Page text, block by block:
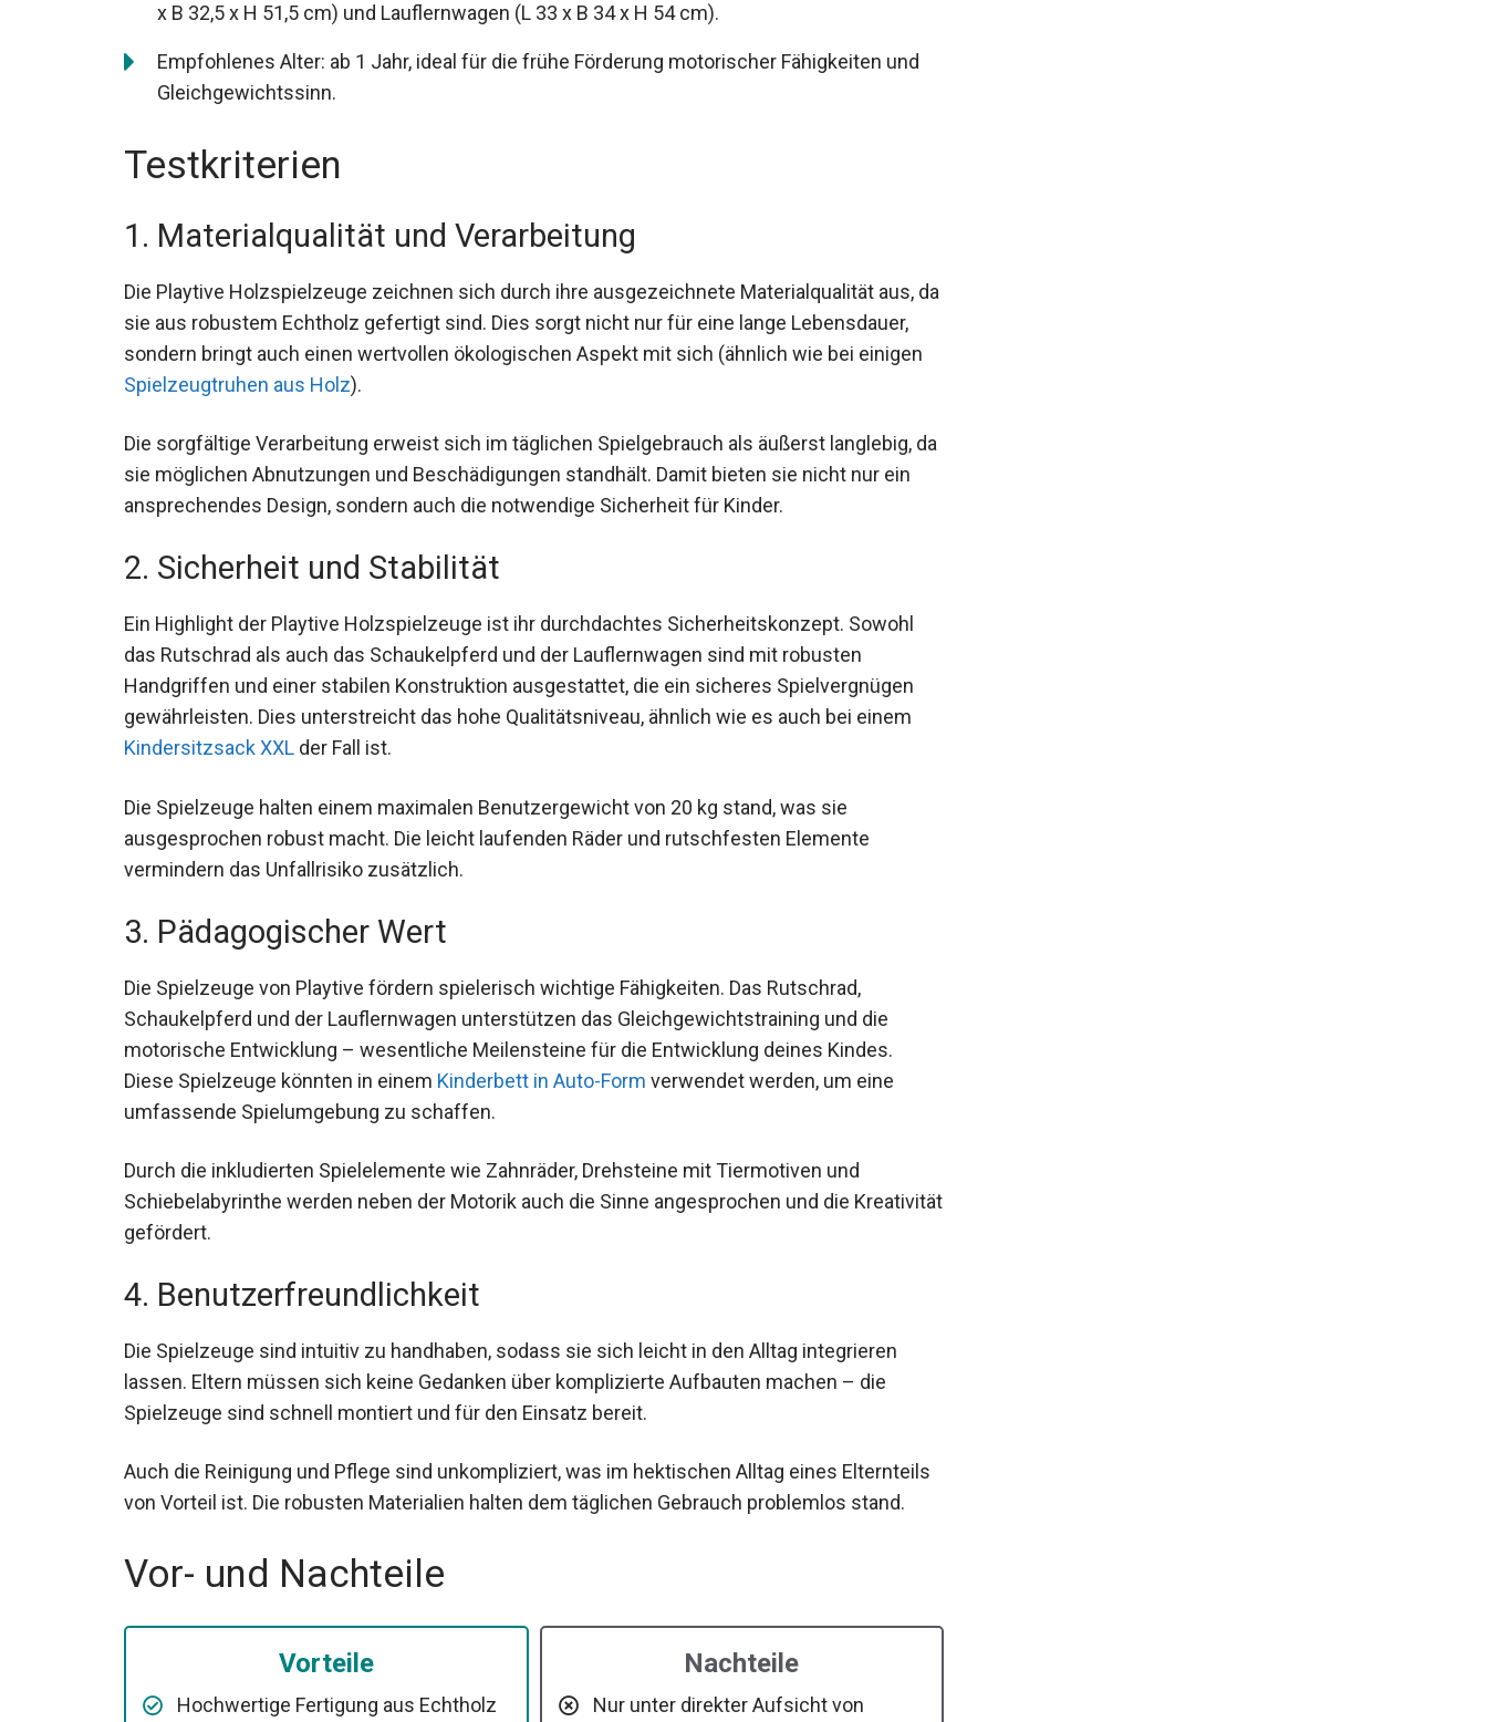
x B 32,5 x H 51,5 cm) und Lauflernwagen (L 33 x B 34 x H 54 cm).
Empfohlenes Alter: ab 1 Jahr, ideal für die frühe Förderung motorischer Fähigkeiten und
Gleichgewichtssinn.
Testkriterien
1. Materialqualität und Verarbeitung
Die Playtive Holzspielzeuge zeichnen sich durch ihre ausgezeichnete Materialqualität aus, da
sie aus robustem Echtholz gefertigt sind. Dies sorgt nicht nur für eine lange Lebensdauer,
sondern bringt auch einen wertvollen ökologischen Aspekt mit sich (ähnlich wie bei einigen
Spielzeugtruhen aus Holz).
Die sorgfältige Verarbeitung erweist sich im täglichen Spielgebrauch als äußerst langlebig, da
sie möglichen Abnutzungen und Beschädigungen standhält. Damit bieten sie nicht nur ein
ansprechendes Design, sondern auch die notwendige Sicherheit für Kinder.
2. Sicherheit und Stabilität
Ein Highlight der Playtive Holzspielzeuge ist ihr durchdachtes Sicherheitskonzept. Sowohl
das Rutschrad als auch das Schaukelpferd und der Lauflernwagen sind mit robusten
Handgriffen und einer stabilen Konstruktion ausgestattet, die ein sicheres Spielvergnügen
gewährleisten. Dies unterstreicht das hohe Qualitätsniveau, ähnlich wie es auch bei einem
Kindersitzsack XXL der Fall ist.
Die Spielzeuge halten einem maximalen Benutzergewicht von 20 kg stand, was sie
ausgesprochen robust macht. Die leicht laufenden Räder und rutschfesten Elemente
vermindern das Unfallrisiko zusätzlich.
3. Pädagogischer Wert
Die Spielzeuge von Playtive fördern spielerisch wichtige Fähigkeiten. Das Rutschrad,
Schaukelpferd und der Lauflernwagen unterstützen das Gleichgewichtstraining und die
motorische Entwicklung – wesentliche Meilensteine für die Entwicklung deines Kindes.
Diese Spielzeuge könnten in einem Kinderbett in Auto-Form verwendet werden, um eine
umfassende Spielumgebung zu schaffen.
Durch die inkludierten Spielelemente wie Zahnräder, Drehsteine mit Tiermotiven und
Schiebelabyrinthe werden neben der Motorik auch die Sinne angesprochen und die Kreativität
gefördert.
4. Benutzerfreundlichkeit
Die Spielzeuge sind intuitiv zu handhaben, sodass sie sich leicht in den Alltag integrieren
lassen. Eltern müssen sich keine Gedanken über komplizierte Aufbauten machen – die
Spielzeuge sind schnell montiert und für den Einsatz bereit.
Auch die Reinigung und Pflege sind unkompliziert, was im hektischen Alltag eines Elternteils
von Vorteil ist. Die robusten Materialien halten dem täglichen Gebrauch problemlos stand.
Vor- und Nachteile
Vorteile
Hochwertige Fertigung aus Echtholz
Nachteile
Nur unter direkter Aufsicht von